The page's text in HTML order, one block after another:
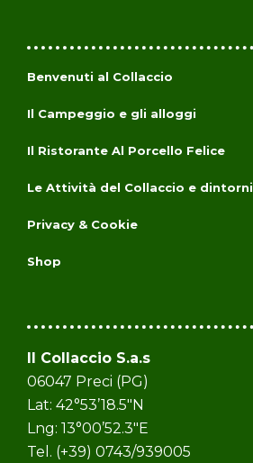
Benvenuti al Collaccio
Il Campeggio e gli alloggi
Il Ristorante Al Porcello Felice
Le Attività del Collaccio e dintorni
Privacy & Cookie
Shop
Il Collaccio S.a.s
06047 Preci (PG)
Lat: 42°53’18.5″N
Lng: 13°00’52.3″E
Tel. (+39) 0743/939005